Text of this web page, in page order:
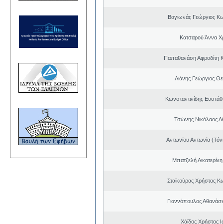
Βαγιωνάς Γεώργιος
Κατσαρού Άννα
Παπαθανάση Αφροδίτη
Λιάνης Γεώργιος
Κωνσταντινίδης
Τσώνης Νικόλαος
Αντωνίου Αντωνία
Μπατζελή
Σταϊκούρας Χρήστος
Γιαννόπουλος
Χάϊδος Χρήστος